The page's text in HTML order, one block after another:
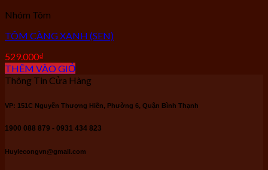
Nhóm Tôm
TÔM CÀNG XANH (SEN)
529.000₫
THÊM VÀO GIỎ
Thông Tin Cửa Hàng
VP: 151C Nguyễn Thượng Hiền, Phường 6, Quận Bình Thạnh
1900 088 879 - 0931 434 823
Huylecongvn@gmail.com